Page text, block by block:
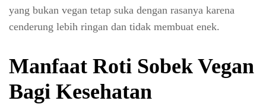
yang bukan vegan tetap suka dengan rasanya karena
cenderung lebih ringan dan tidak membuat enek.
Manfaat Roti Sobek Vegan
Bagi Kesehatan